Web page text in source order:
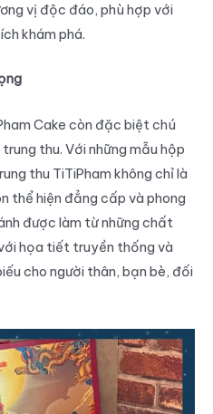
vị độc đáo, phù hợp với
khám phá.
Cake còn đặc biệt chú
thu. Với những mẫu hộp
thu TiTiPham không chỉ là
thể hiện đẳng cấp và phong
được làm từ những chất
họa tiết truyền thống và
cho người thân, bạn bè, đối